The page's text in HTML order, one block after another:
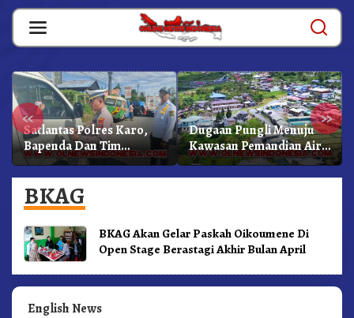
Skip
content
« »
Satlantas Polres Karo,
Bapenda Dan Tim
Lainnya Gelar Oprasi
Sadar Pajak Kenderaan
Dugaan Pungli Menuju
Kawasan Pemandian Air
Panas Semangat Gunung
– Doulu Foto Dan
BKAG
BKAG Akan Gelar Paskah Oikoumene Di
Open Stage Berastagi Akhir Bulan April
English News